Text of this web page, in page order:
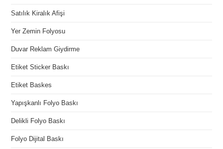
Satılık Kiralık Afişi
Yer Zemin Folyosu
Duvar Reklam Giydirme
Etiket Sticker Baskı
Etiket Baskes
Yapışkanlı Folyo Baskı
Delikli Folyo Baskı
Folyo Dijital Baskı